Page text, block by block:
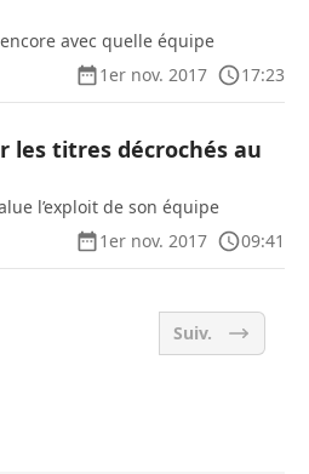
avec quelle équipe
1er nov. 2017
17:23
les titres décrochés au
l’exploit de son équipe
1er nov. 2017
09:41
Suiv.